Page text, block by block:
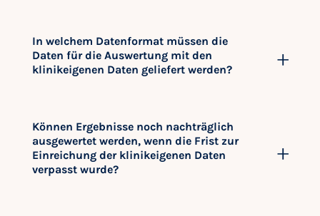
In welchem Datenformat müssen die
Daten für die Auswertung mit den
klinikeigenen Daten geliefert werden?
Können Ergebnisse noch nachträglich
ausgewertet werden, wenn die Frist zur
Einreichung der klinikeigenen Daten
verpasst wurde?